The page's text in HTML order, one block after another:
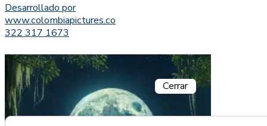
Desarrollado por
www.colombiapictures.co
322 317 1673
Cerrar